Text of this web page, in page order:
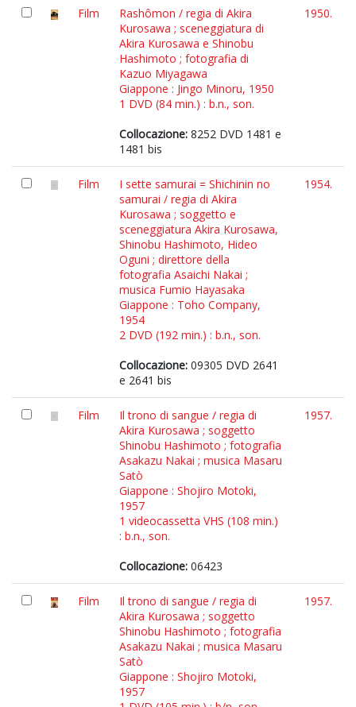
Film
Rashômon / regia di Akira
Kurosawa ; sceneggiatura di
Akira Kurosawa e Shinobu
Hashimoto ; fotografia di
Kazuo Miyagawa
Giappone : Jingo Minoru, 1950
1 DVD (84 min.) : b.n., son.
Collocazione: 8252 DVD 1481 e
1481 bis
1950.
Film
I sette samurai = Shichinin no
samurai / regia di Akira
Kurosawa ; soggetto e
sceneggiatura Akira Kurosawa,
Shinobu Hashimoto, Hideo
Oguni ; direttore della
fotografia Asaichi Nakai ;
musica Fumio Hayasaka
Giappone : Toho Company,
1954
2 DVD (192 min.) : b.n., son.
Collocazione: 09305 DVD 2641
e 2641 bis
1954.
Film
Il trono di sangue / regia di
Akira Kurosawa ; soggetto
Shinobu Hashimoto ; fotografia
Asakazu Nakai ; musica Masaru
Satò
Giappone : Shojiro Motoki,
1957
1 videocassetta VHS (108 min.)
: b.n., son.
Collocazione: 06423
1957.
Film
Il trono di sangue / regia di
Akira Kurosawa ; soggetto
Shinobu Hashimoto ; fotografia
Asakazu Nakai ; musica Masaru
Satò
Giappone : Shojiro Motoki,
1957
1957.